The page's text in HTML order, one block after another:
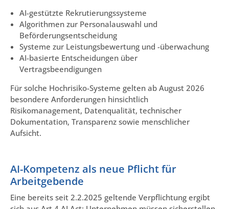
AI-gestützte Rekrutierungssysteme
Algorithmen zur Personalauswahl und
Beförderungsentscheidung
Systeme zur Leistungsbewertung und -überwachung
AI-basierte Entscheidungen über
Vertragsbeendigungen
Für solche Hochrisiko-Systeme gelten ab August 2026
besondere Anforderungen hinsichtlich
Risikomanagement, Datenqualität, technischer
Dokumentation, Transparenz sowie menschlicher
Aufsicht.
AI-Kompetenz als neue Pflicht für
Arbeitgebende
Eine bereits seit 2.2.2025 geltende Verpflichtung ergibt